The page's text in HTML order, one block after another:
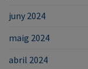
juny 2024
maig 2024
abril 2024